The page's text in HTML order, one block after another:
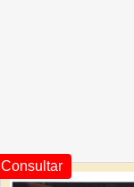
Consultar